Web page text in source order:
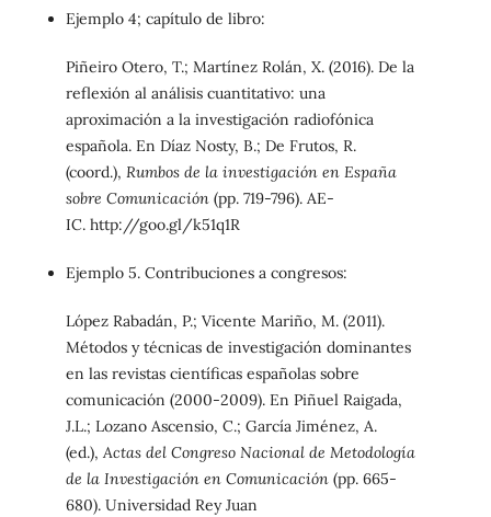
Ejemplo 4; capítulo de libro:
Piñeiro Otero, T.; Martínez Rolán, X. (2016). De la
reflexión al análisis cuantitativo: una
aproximación a la investigación radiofónica
española. En Díaz Nosty, B.; De Frutos, R.
(coord.), Rumbos de la investigación en España
sobre Comunicación(pp. 719-796). AE-
IC. http://goo.gl/k51q1R
Ejemplo 5. Contribuciones a congresos:
López Rabadán, P.; Vicente Mariño, M. (2011).
Métodos y técnicas de investigación dominantes
en las revistas científicas españolas sobre
comunicación (2000-2009). En Piñuel Raigada,
J.L.; Lozano Ascensio, C.; García Jiménez, A.
(ed.), Actas del Congreso Nacional de Metodología
de la Investigación en Comunicación(pp. 665-
680). Universidad Rey Juan